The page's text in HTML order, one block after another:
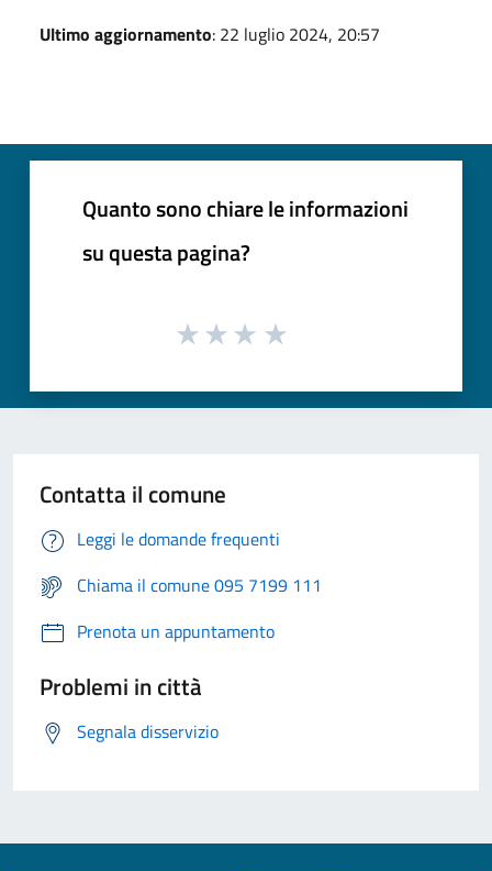
Ultimo aggiornamento: 22 luglio 2024, 20:57
Quanto sono chiare le informazioni
su questa pagina?
Contatta il comune
Leggi le domande frequenti
Chiama il comune 095 7199 111
Prenota un appuntamento
Problemi in città
Segnala disservizio